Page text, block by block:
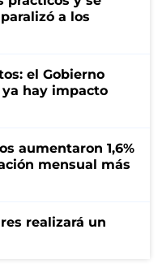
a los
el Gobierno
hay impacto
aumentaron 1,6%
mensual más
realizará un